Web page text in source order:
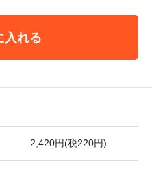
入れる
2,420円(税220円)